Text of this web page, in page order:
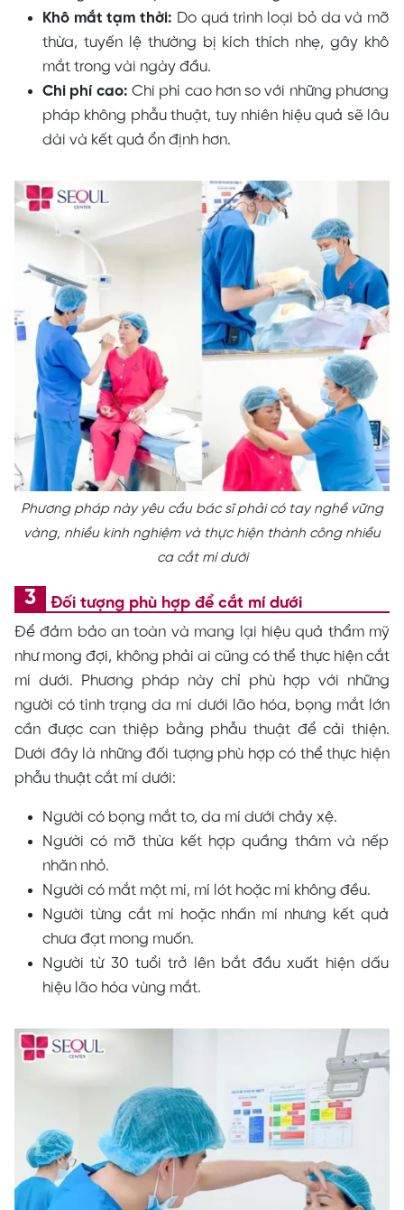
Khô mắt tạm thời: Do quá trình loại bỏ da và mỡ
thừa, tuyến lệ thường bị kích thích nhẹ, gây khô
mắt trong vài ngày đầu.
Chi phí cao: Chi phí cao hơn so với những phương
pháp không phẫu thuật, tuy nhiên hiệu quả sẽ lâu
dài và kết quả ổn định hơn.
Phương pháp này yêu cầu bác sĩ phải có tay nghề vững
vàng, nhiều kinh nghiệm và thực hiện thành công nhiều
ca cắt mí dưới
Đối tượng phù hợp để cắt mí dưới
Để đảm bảo an toàn và mang lại hiệu quả thẩm mỹ
như mong đợi, không phải ai cũng có thể thực hiện cắt
mí dưới. Phương pháp này chỉ phù hợp với những
người có tình trạng da mí dưới lão hóa, bọng mắt lớn
cần được can thiệp bằng phẫu thuật để cải thiện.
Dưới đây là những đối tượng phù hợp có thể thực hiện
phẫu thuật cắt mí dưới:
Người có bọng mắt to, da mí dưới chảy xệ.
Người có mỡ thừa kết hợp quầng thâm và nếp
nhăn nhỏ.
Người có mắt một mí, mí lót hoặc mí không đều.
Người từng cắt mí hoặc nhấn mí nhưng kết quả
chưa đạt mong muốn.
Người từ 30 tuổi trở lên bắt đầu xuất hiện dấu
hiệu lão hóa vùng mắt.